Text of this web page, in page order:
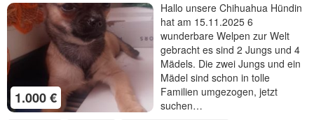
1.000 €
Hallo unsere Chihuahua Hündin
hat am 15.11.2025 6
wunderbare Welpen zur Welt
gebracht es sind 2 Jungs und 4
Mädels. Die zwei Jungs und ein
Mädel sind schon in tolle
Familien umgezogen, jetzt
suchen…